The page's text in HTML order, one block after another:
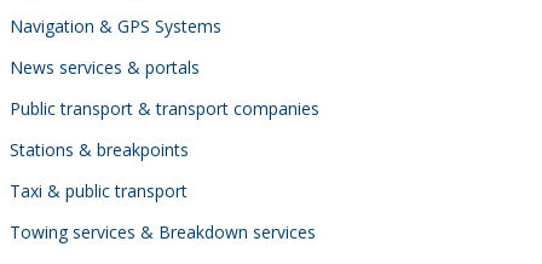
Navigation & GPS Systems
News services & portals
Public transport & transport companies
Stations & breakpoints
Taxi & public transport
Towing services & Breakdown services